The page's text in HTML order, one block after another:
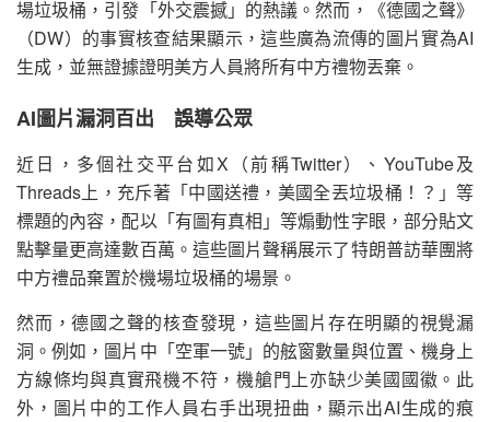
場垃圾桶，引發「外交震撼」的熱議。然而，《德國之聲》
（DW）的事實核查結果顯示，這些廣為流傳的圖片實為AI
生成，並無證據證明美方人員將所有中方禮物丟棄。
AI圖片漏洞百出 誤導公眾
近日，多個社交平台如X（前稱Twitter）、YouTube及
Threads上，充斥著「中國送禮，美國全丟垃圾桶！？」等
標題的內容，配以「有圖有真相」等煽動性字眼，部分貼文
點擊量更高達數百萬。這些圖片聲稱展示了特朗普訪華團將
中方禮品棄置於機場垃圾桶的場景。
然而，德國之聲的核查發現，這些圖片存在明顯的視覺漏
洞。例如，圖片中「空軍一號」的舷窗數量與位置、機身上
方線條均與真實飛機不符，機艙門上亦缺少美國國徽。此
外，圖片中的工作人員右手出現扭曲，顯示出AI生成的痕